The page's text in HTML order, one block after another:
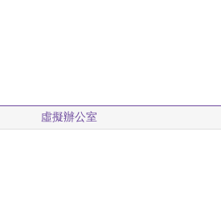
虛擬辦公室